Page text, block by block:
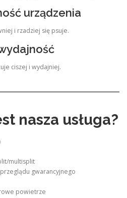
urządzenia
i rzadziej się psuje.
ciszej i wydajniej.
nasza usługa?
multisplit
gwarancyjnego
powietrze